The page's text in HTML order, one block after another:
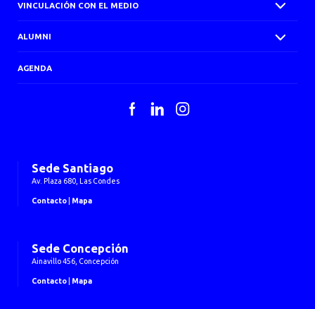
VINCULACIÓN CON EL MEDIO
ALUMNI
AGENDA
FacebookLinkedInInstagram
Sede Santiago
Av. Plaza 680, Las Condes
Contacto Mapa
Sede Concepción
Ainavillo 456, Concepción
Contacto Mapa